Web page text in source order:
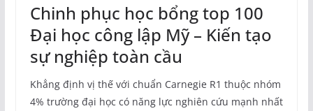
Chinh phục học bổng top 100
Đại học công lập Mỹ – Kiến tạo
sự nghiệp toàn cầu
Khẳng định vị thế với chuẩn Carnegie R1 thuộc nhóm
4% trường đại học có năng lực nghiên cứu mạnh nhất